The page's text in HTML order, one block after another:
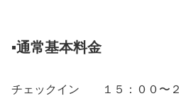
▪️通常基本料金
チェックイン １５：００〜２